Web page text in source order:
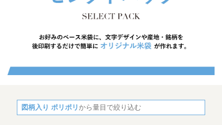
図柄入り ポリポリから量目で絞り込む